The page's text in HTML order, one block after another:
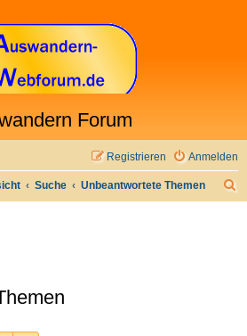
Forum
Anmelden
Registrieren
Suche Unbeantwortete Themen